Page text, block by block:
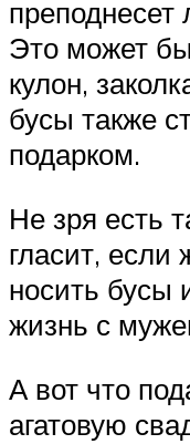
Это может
кулон,
бусы также
подарком.
Не зря есть
гласит, если
носить бусы
жизнь с
А вот что
агатовую